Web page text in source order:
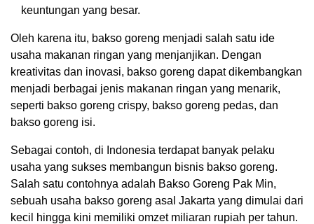
keuntungan yang besar.
Oleh karena itu, bakso goreng menjadi salah satu ide
usaha makanan ringan yang menjanjikan. Dengan
kreativitas dan inovasi, bakso goreng dapat dikembangkan
menjadi berbagai jenis makanan ringan yang menarik,
seperti bakso goreng crispy, bakso goreng pedas, dan
bakso goreng isi.
Sebagai contoh, di Indonesia terdapat banyak pelaku
usaha yang sukses membangun bisnis bakso goreng.
Salah satu contohnya adalah Bakso Goreng Pak Min,
sebuah usaha bakso goreng asal Jakarta yang dimulai dari
kecil hingga kini memiliki omzet miliaran rupiah per tahun.